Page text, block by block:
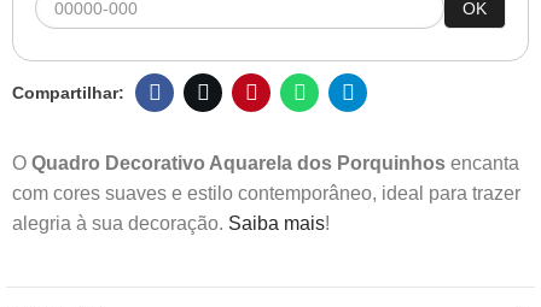
OK
O Quadro Decorativo Aquarela dos Porquinhos encanta
com cores suaves e estilo contemporâneo, ideal para trazer
alegria à sua decoração. Saiba mais!